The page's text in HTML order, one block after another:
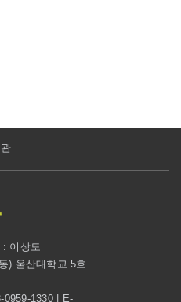
: 이상도
) 울산대학교 5호
0959-1330 | E-